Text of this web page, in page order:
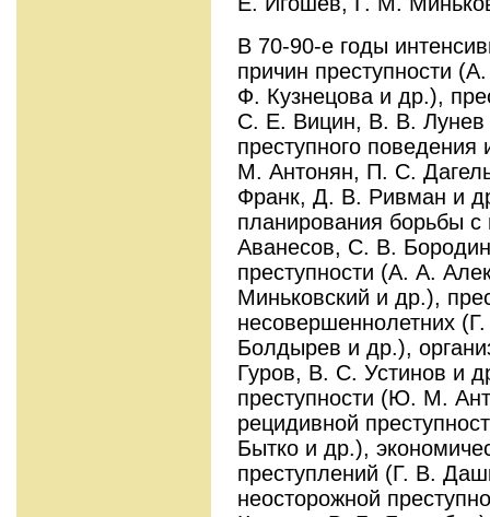
В 70-90-е годы
причин преступности
Ф. Кузнецова и др.),
С. Е. Вицин, В. В. Лунев
преступного
М. Антонян, П. С.
Франк, Д. В. Ривман и
планирования борьбы с
Аванесов, С. В.
преступности (А. А.
Миньковский и др.),
несовершеннолетних
Болдырев и др.),
Гуров, B. C. Устинов и
преступности (Ю. М.
рецидивной
Бытко и др.),
преступлений (Г. В.
неосторожной